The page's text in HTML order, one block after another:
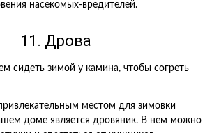
насекомых-вредителей.
11. Дрова
сидеть зимой у камина, чтобы согреть
местом для зимовки
доме является дровяник. В нем можно